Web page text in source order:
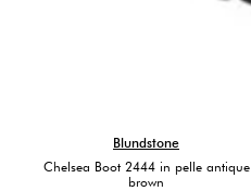
Blundstone
Chelsea Boot 2444 in pelle antique
brown